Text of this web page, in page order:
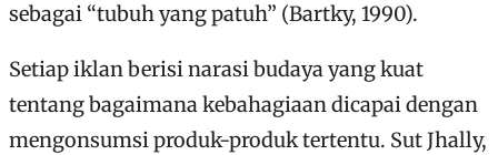
sebagai “tubuh yang patuh” (Bartky, 1990).
Setiap iklan berisi narasi budaya yang kuat
tentang bagaimana kebahagiaan dicapai dengan
mengonsumsi produk-produk tertentu. Sut Jhally,